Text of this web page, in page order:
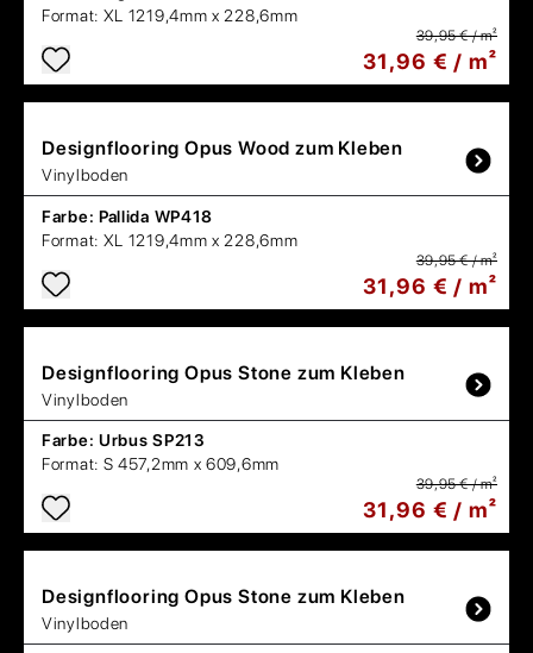
Format: XL 1219,4mm x 228,6mm
39,95 € / m²
31,96 € / m²
Designflooring Opus Wood zum Kleben
Vinylboden
Farbe: Pallida WP418
Format: XL 1219,4mm x 228,6mm
39,95 € / m²
31,96 € / m²
Designflooring Opus Stone zum Kleben
Vinylboden
Farbe: Urbus SP213
Format: S 457,2mm x 609,6mm
39,95 € / m²
31,96 € / m²
Designflooring Opus Stone zum Kleben
Vinylboden